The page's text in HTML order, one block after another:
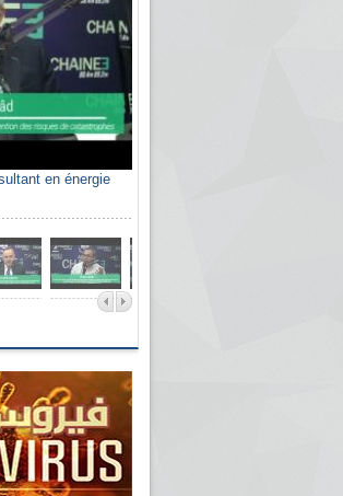
en énergie